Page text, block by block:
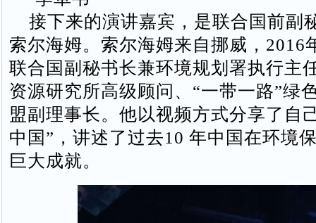
接下来的演讲嘉宾，是联合国前副
索尔海姆。索尔海姆来自挪威，2016
联合国副秘书长兼环境规划署执行主
资源研究所高级顾问、“一带一路”绿
盟副理事长。他以视频方式分享了自
中国”，讲述了过去10 年中国在环境
巨大成就。